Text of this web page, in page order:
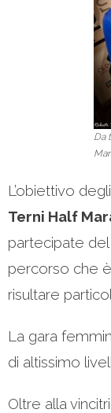
Da
L’obiettivo
Terni Half
partecipate
percorso che
risultare
La gara
di altissimo
Oltre alla